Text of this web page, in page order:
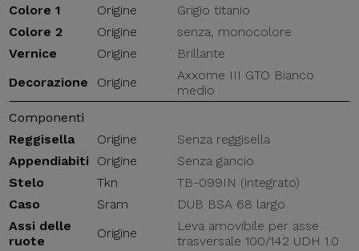
Colore 1
Origine
Grigio titanio
Colore 2
Origine
senza, monocolore
Vernice
Origine
Brillante
Decorazione
Origine
Axxome III GTO Bianco
medio
Componenti
Reggisella
Origine
Senza reggisella
Appendiabiti Origine
Senza gancio
Stelo
Tkn
TB-099IN (integrato)
Caso
Sram
DUB BSA 68 largo
Assi delle
ruote
Origine
Leva amovibile per asse
trasversale 100/142 UDH 1.0